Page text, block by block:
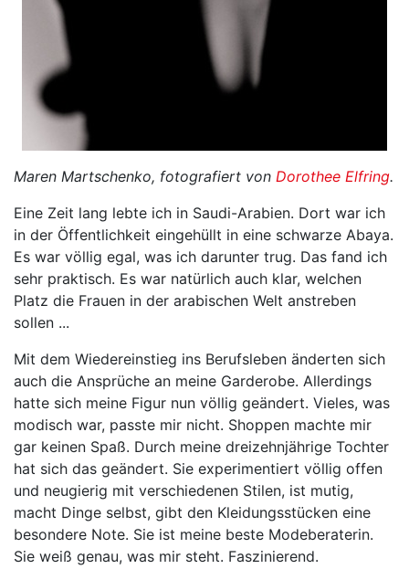
Maren Martschenko, fotografiert von Dorothee Elfring.
Eine Zeit lang lebte ich in Saudi-Arabien. Dort war ich
in der Öffentlichkeit eingehüllt in eine schwarze Abaya.
Es war völlig egal, was ich darunter trug. Das fand ich
sehr praktisch. Es war natürlich auch klar, welchen
Platz die Frauen in der arabischen Welt anstreben
sollen ...
Mit dem Wiedereinstieg ins Berufsleben änderten sich
auch die Ansprüche an meine Garderobe. Allerdings
hatte sich meine Figur nun völlig geändert. Vieles, was
modisch war, passte mir nicht. Shoppen machte mir
gar keinen Spaß. Durch meine dreizehnjährige Tochter
hat sich das geändert. Sie experimentiert völlig offen
und neugierig mit verschiedenen Stilen, ist mutig,
macht Dinge selbst, gibt den Kleidungsstücken eine
besondere Note. Sie ist meine beste Modeberaterin.
Sie weiß genau, was mir steht. Faszinierend.